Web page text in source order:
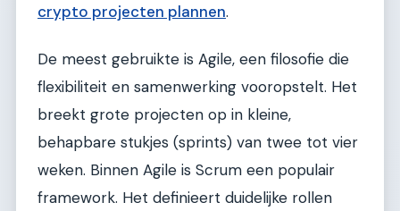
crypto projecten plannen.
De meest gebruikte is Agile, een filosofie die
flexibiliteit en samenwerking vooropstelt. Het
breekt grote projecten op in kleine,
behapbare stukjes (sprints) van twee tot vier
weken. Binnen Agile is Scrum een populair
framework. Het definieert duidelijke rollen